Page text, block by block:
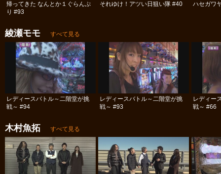
帰ってきた なんとか１ぐらんぷ
り #93
それゆけ！アツい日狙い隊 #40 ハセガワ
綾瀬モモ すべて見る
レディースバトル～二階堂が挑
戦～ #94
レディースバトル～二階堂が挑
戦～ #93
レディー
戦～ #66
木村魚拓 すべて見る